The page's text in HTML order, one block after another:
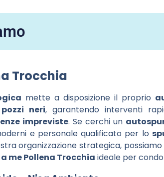
Trocchia
mette a disposizione il proprio
neri, garantendo interventi
impreviste. Se cerchi un
e personale qualificato per lo
organizzazione strategica,
me Pollena Trocchia ideale per